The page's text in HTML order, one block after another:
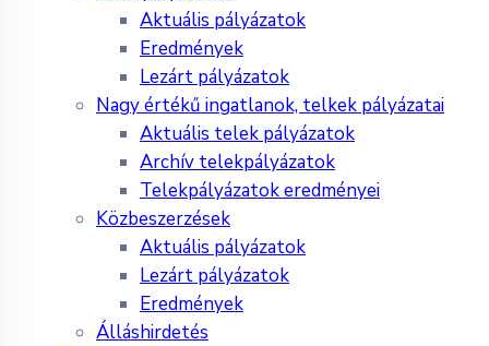
Aktuális pályázatok
Eredmények
Lezárt pályázatok
Nagy értékű ingatlanok, telkek pályázatai
Aktuális telek pályázatok
Archív telekpályázatok
Telekpályázatok eredményei
Közbeszerzések
Aktuális pályázatok
Lezárt pályázatok
Eredmények
Álláshirdetés